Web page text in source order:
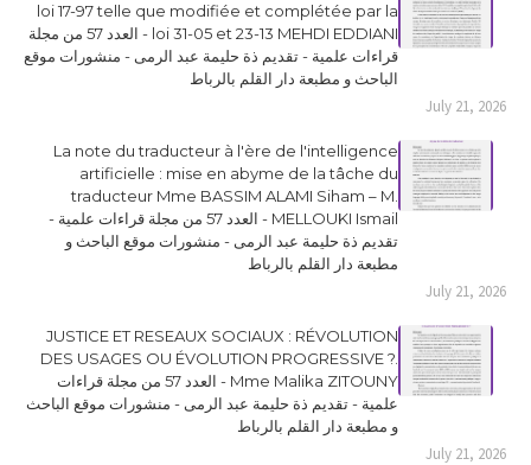
loi 17-97 telle que modifiée et complétée par la
loi 31-05 et 23-13 MEHDI EDDIANI - العدد 57 من مجلة
قراءات علمية - تقديم ذة حليمة عبد الرمى - منشورات موقع
الباحث و مطبعة دار القلم بالرباط
July 21, 2026
La note du traducteur à l'ère de l'intelligence
artificielle : mise en abyme de la tâche du
traducteur Mme BASSIM ALAMI Siham – M.
MELLOUKI Ismail - العدد 57 من مجلة قراءات علمية -
تقديم ذة حليمة عبد الرمى - منشورات موقع الباحث و
مطبعة دار القلم بالرباط
July 21, 2026
JUSTICE ET RESEAUX SOCIAUX : RÉVOLUTION
DES USAGES OU ÉVOLUTION PROGRESSIVE ?.
Mme Malika ZITOUNY - العدد 57 من مجلة قراءات
علمية - تقديم ذة حليمة عبد الرمى - منشورات موقع الباحث
و مطبعة دار القلم بالرباط
July 21, 2026